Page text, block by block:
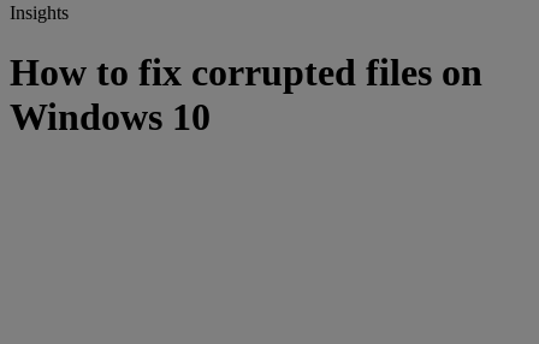
Insights
How to fix corrupted files on
Windows 10